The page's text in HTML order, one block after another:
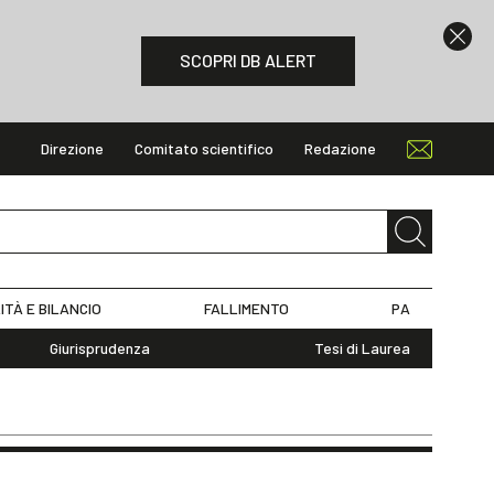
SCOPRI DB ALERT
Direzione Comitato scientifico Redazione
E BILANCIO FALLIMENTO PA
Giurisprudenza Tesi di Laurea